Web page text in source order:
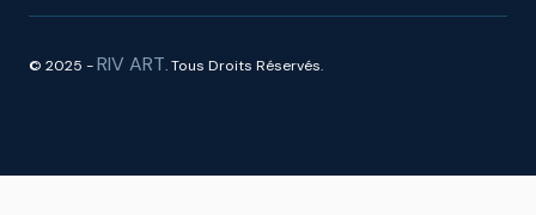
© 2025 -RIV ART. Tous Droits Réservés.